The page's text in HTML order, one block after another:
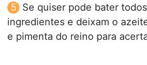
Se quiser pode bater
ingredientes e deixam o
e pimenta do reino para